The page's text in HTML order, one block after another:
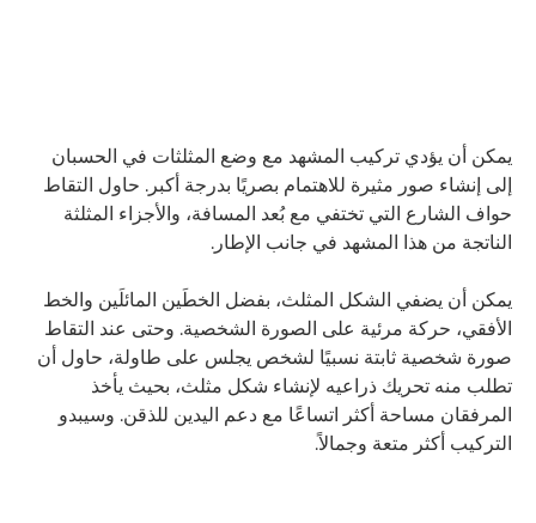
يمكن أن يؤدي تركيب المشهد مع وضع المثلثات في الحسبان
إلى إنشاء صور مثيرة للاهتمام بصريًا بدرجة أكبر. حاول التقاط
حواف الشارع التي تختفي مع بُعد المسافة، والأجزاء المثلثة
الناتجة من هذا المشهد في جانب الإطار.
يمكن أن يضفي الشكل المثلث، بفضل الخطَين المائلَين والخط
الأفقي، حركة مرئية على الصورة الشخصية. وحتى عند التقاط
صورة شخصية ثابتة نسبيًا لشخص يجلس على طاولة، حاول أن
تطلب منه تحريك ذراعيه لإنشاء شكل مثلث، بحيث يأخذ
المرفقان مساحة أكثر اتساعًا مع دعم اليدين للذقن. وسيبدو
التركيب أكثر متعة وجمالاً.